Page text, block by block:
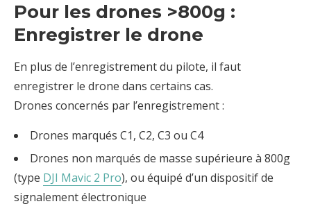
Pour les drones >800g :
Enregistrer le drone
En plus de l’enregistrement du pilote, il faut
enregistrer le drone dans certains cas.
Drones concernés par l’enregistrement :
Drones marqués C1, C2, C3 ou C4
Drones non marqués de masse supérieure à 800g
(type DJI Mavic 2 Pro), ou équipé d’un dispositif de
signalement électronique